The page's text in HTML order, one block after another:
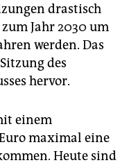
drastisch
Jahr 2030 um
werden. Das
des
hervor.
einem
maximal eine
Heute sind